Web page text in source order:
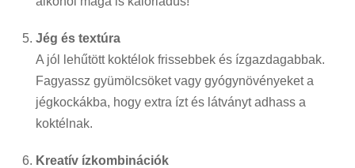
Jég és textúra
A jól lehűtött koktélok frissebbek és ízgazdagabbak.
Fagyassz gyümölcsöket vagy gyógynövényeket a
jégkockákba, hogy extra ízt és látványt adhass a
koktélnak.
Kreatív ízkombinációk